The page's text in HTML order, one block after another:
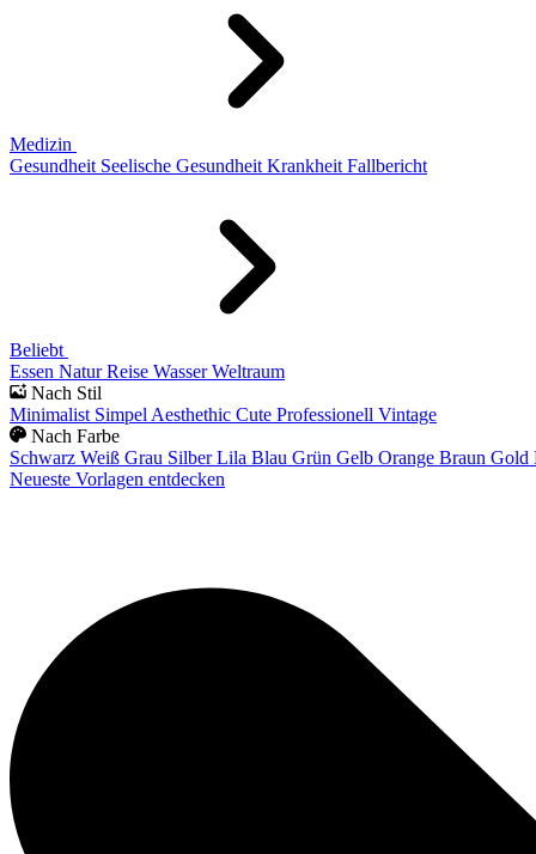
Medizin
Gesundheit Seelische Gesundheit Krankheit Fallbericht
Beliebt
Essen Natur Reise Wasser Weltraum
Nach Stil
Minimalist Simpel Aesthethic Cute Professionell Vintage
Nach Farbe
Schwarz Weiß Grau Silber Lila Blau Grün Gelb Orange Braun Gold
Neueste Vorlagen entdecken